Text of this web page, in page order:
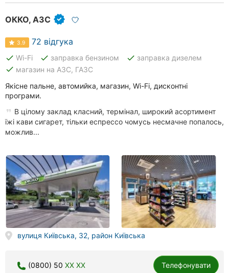
Чернігів
Черкаси
Чернівці
Івано-
Франківськ
Луцьк
Ужгород
ОККО, АЗС
3.9 72 відгука
done Wi-Fi done заправка бензином done заправка дизелем
done магазин на АЗС, ГАЗС
Якісне пальне, автомийка, магазин, Wi-Fi, дисконтні
програми.
В цілому заклад класний, термінал, широкий асортимент
їжі кави сигарет, тільки еспрессо чомусь несмачне попалось,
можлив...
вулиця Київська, 32, район Київська
(0800) 50 XX XX Телефонувати